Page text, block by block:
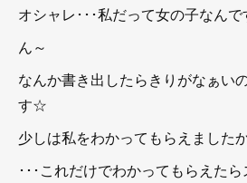
オシャレ･･･私だって女の子なんで
ん～
なんか書き出したらきりがなぁい
す☆
少しは私をわかってもらえました
･･･これだけでわかってもらえた